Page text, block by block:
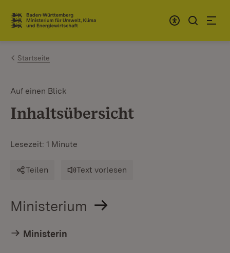
Zum Inhalt springen
Link zur Startseite
Startseite
Auf einen Blick
Inhaltsübersicht
Lesezeit: 1 Minute
Teilen Text vorlesen
Ministerium
Ministerin